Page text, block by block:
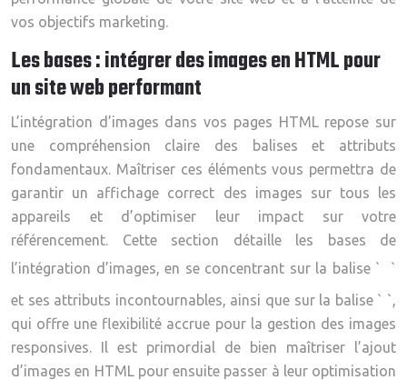
vos objectifs marketing.
Les bases : intégrer des images en HTML pour
un site web performant
L’intégration d’images dans vos pages HTML repose sur
une compréhension claire des balises et attributs
fondamentaux. Maîtriser ces éléments vous permettra de
garantir un affichage correct des images sur tous les
appareils et d’optimiser leur impact sur votre
référencement. Cette section détaille les bases de
l’intégration d’images, en se concentrant sur la balise `
`
et ses attributs incontournables, ainsi que sur la balise ` `,
qui offre une flexibilité accrue pour la gestion des images
responsives. Il est primordial de bien maîtriser l’ajout
d’images en HTML pour ensuite passer à leur optimisation